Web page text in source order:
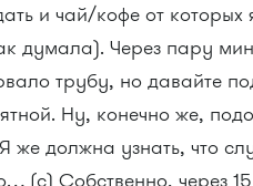
и чай/кофе от которых
думала). Через пару
трубу, но давайте
Ну, конечно же,
же должна узнать, что
(с) Собственно, через